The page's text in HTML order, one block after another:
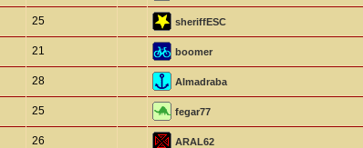
25 sheriffESC
21 boomer
28 Almadraba
25 fegar77
26 ARAL62